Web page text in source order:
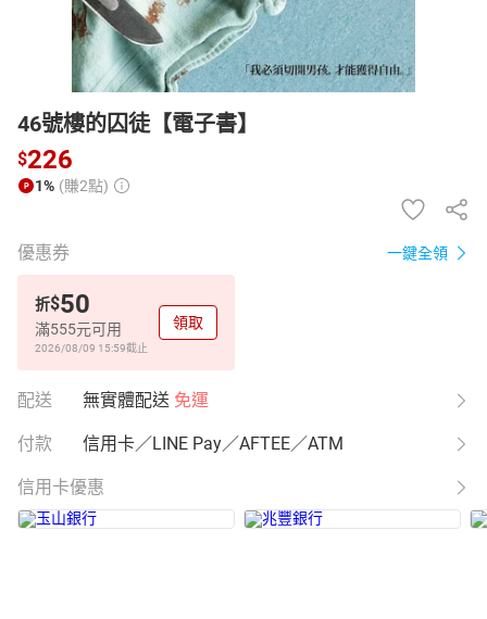
46號樓的囚徒【電子書】
$226
1% (賺2點)
優惠券 一鍵全領
折$50
滿555元可用
2026/08/09 15:59截止
領取
配送 無實體配送 免運
付款 信用卡／LINE Pay／AFTEE／ATM
信用卡優惠